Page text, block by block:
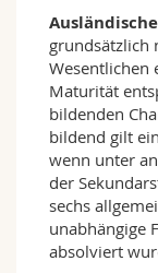
auf
werden.
– Dieses
sozialen
grundsätzlich
Wesentlichen
Maturität
bildenden
bildend gilt
wenn unter
der
sechs
unabhängige
absolviert